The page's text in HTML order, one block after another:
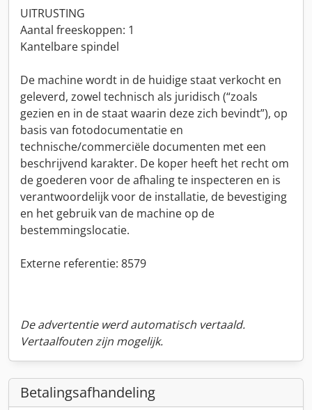
UITRUSTING
Aantal freeskoppen: 1
Kantelbare spindel
De machine wordt in de huidige staat verkocht en
geleverd, zowel technisch als juridisch (“zoals
gezien en in de staat waarin deze zich bevindt”), op
basis van fotodocumentatie en
technische/commerciële documenten met een
beschrijvend karakter. De koper heeft het recht om
de goederen voor de afhaling te inspecteren en is
verantwoordelijk voor de installatie, de bevestiging
en het gebruik van de machine op de
bestemmingslocatie.
Externe referentie: 8579
De advertentie werd automatisch vertaald.
Vertaalfouten zijn mogelijk.
Betalingsafhandeling